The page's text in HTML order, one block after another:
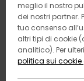
meglio il nostro
dei nostri partner.
tuo consenso
altri tipi di cookie
analitico). Per
politica sui cookie